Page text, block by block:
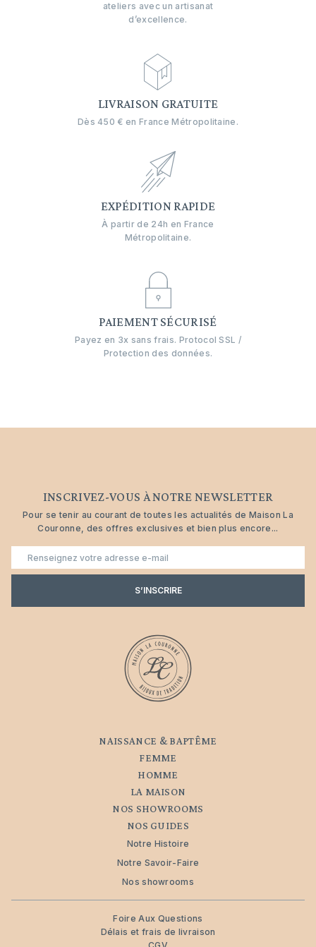
ateliers avec un artisanat
d’excellence.
LIVRAISON GRATUITE
Dès 450 € en France Métropolitaine.
EXPÉDITION RAPIDE
À partir de 24h en France
Métropolitaine.
PAIEMENT SÉCURISÉ
Payez en 3x sans frais. Protocol SSL /
Protection des données.
INSCRIVEZ-VOUS À NOTRE NEWSLETTER
Pour se tenir au courant de toutes les actualités de Maison La
Couronne, des offres exclusives et bien plus encore...
E-
S’INSCRIRE
NAISSANCE & BAPTÊME
FEMME
HOMME
LA MAISON
NOS SHOWROOMS
NOS GUIDES
Notre Histoire
Notre Savoir-Faire
Nos showrooms
Foire Aux Questions
Délais et frais de livraison